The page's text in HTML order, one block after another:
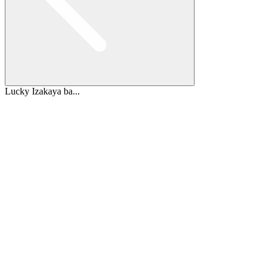
Lucky Izakaya ba...